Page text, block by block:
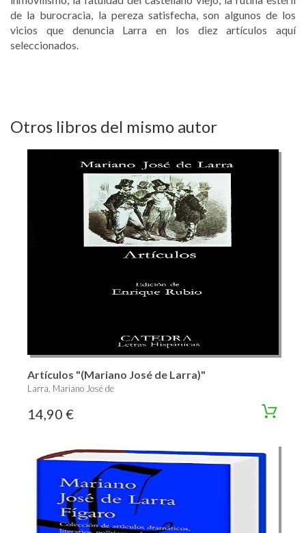
de la burocracia, la pereza satisfecha, son algunos de los
vicios que denuncia Larra en los diez artículos aquí
seleccionados.
Otros libros del mismo autor
Artículos "(Mariano José de Larra)"
Larra, Mariano José de
14,90 €